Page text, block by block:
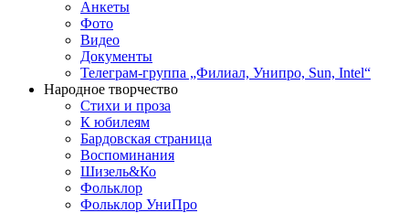
Анкеты
Фото
Видео
Документы
Телеграм-группа „Филиал, Унипро, Sun, Intel“
Народное творчество
Стихи и проза
К юбилеям
Бардовская страница
Воспоминания
Шизель&Ко
Фольклор
Фольклор УниПро